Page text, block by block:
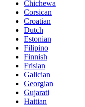
Chichewa
Corsican
Croatian
Dutch
Estonian
Filipino
Finnish
Frisian
Galician
Georgian
Gujarati
Haitian